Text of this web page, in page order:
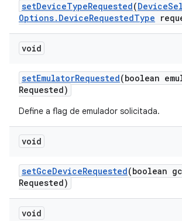
setDeviceTypeRequested(Device
Options. DeviceRequestedType
void
setEmulatorRequested(boolean
Requested)
Define a flag de emulador solicitada.
void
setGceDeviceRequested(boolean
Requested)
void